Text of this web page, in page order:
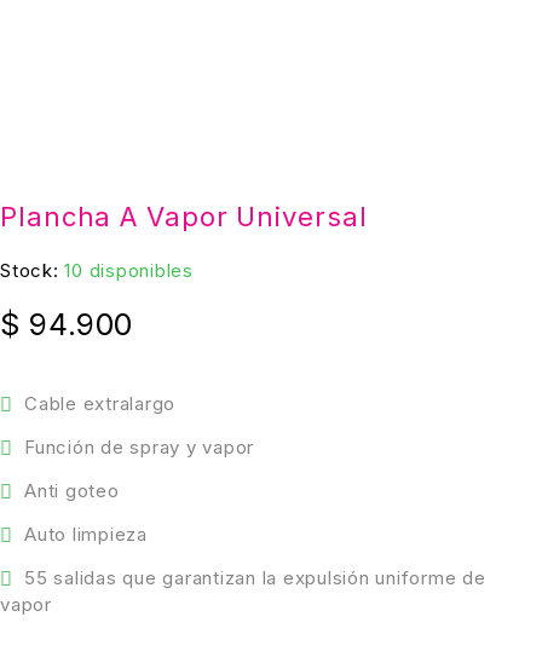
Plancha A Vapor Universal
Stock: 10 disponibles
Cable extralargo
Función de spray y vapor
Anti goteo
Auto limpieza
55 salidas que garantizan la expulsión uniforme de
vapor
$ 94.900